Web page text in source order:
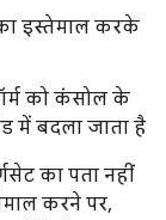
इस्तेमाल करके
को कंसोल के
में बदला जाता है
का पता नहीं
करने पर,